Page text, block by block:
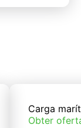
Carga
Obter